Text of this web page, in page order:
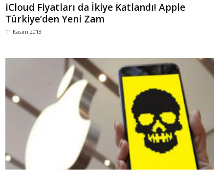
iCloud Fiyatları da İkiye Katlandı! Apple
Türkiye’den Yeni Zam
11 Kasım 2018